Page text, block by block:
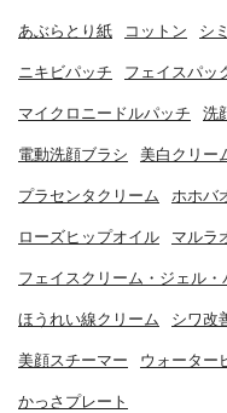
あぶらとり紙 コットン シ
ニキビパッチ フェイスパッ
マイクロニードルパッチ 洗
電動洗顔ブラシ 美白クリー
プラセンタクリーム ホホバ
ローズヒップオイル マルラ
フェイスクリーム・ジェル・
ほうれい線クリーム シワ改
美顔スチーマー ウォーター
かっさプレート